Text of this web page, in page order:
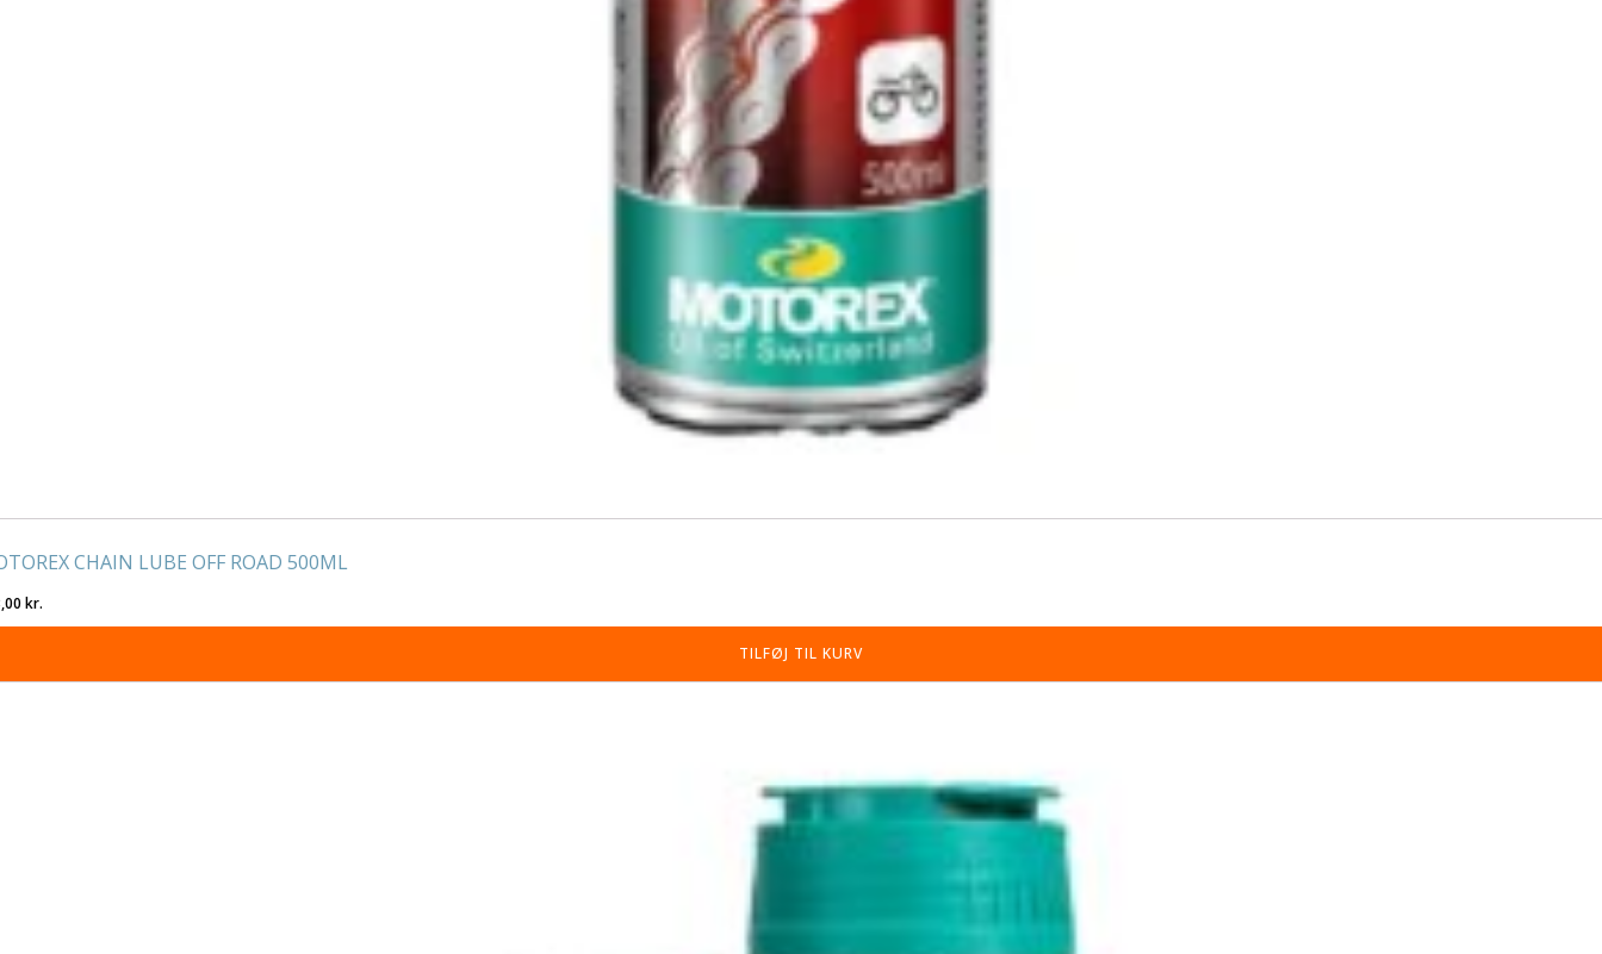
CHAIN LUBE OFF ROAD 500ML
kr.
TILFØJ TIL KURV